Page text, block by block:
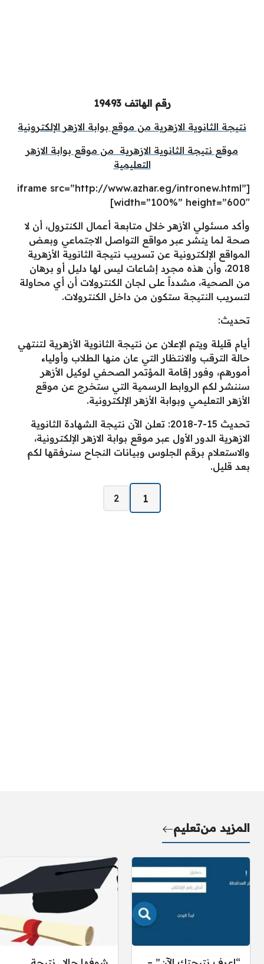
رقم الهاتف 19493
نتيجة الثانوية الازهرية من موقع بوابة الازهر الإلكترونية
موقع نتيجة الثانوية الازهرية من موقع بوابة الازهر
التعليمية
[iframe src=”http://www.azhar.eg/intronew.html”
width=”100%” height=”600″]
وأكد مسئولي الأزهر خلال متابعة أعمال الكنترول، أن لا
صحة لما ينشر عبر مواقع التواصل الاجتماعي وبعض
المواقع الإلكترونية عن تسريب نتيجة الثانوية الأزهرية
2018، وأن هذه مجرد إشاعات ليس لها دليل أو برهان
من الصحية، مشدداً على لجان الكنترولات أن أي محاولة
لتسريب النتيجة ستكون من داخل الكنترولات.
تحديث:
أيام قليلة ويتم الإعلان عن نتيجة الثانوية الأزهرية لتنتهي
حالة الترقب والانتظار التي عان منها الطلاب وأولياء
أمورهم، وفور إقامة المؤتمر الصحفي لوكيل الأزهر
سننشر لكم الروابط الرسمية التي ستخرج عن موقع
الأزهر التعليمي وبوابة الأزهر الإلكترونية.
تحديث 15-7-2018: تعلن الآن نتيجة الشهادة الثانوية
الازهرية الدور الأول عبر موقع بوابة الازهر الإلكترونية،
والاستعلام برقم الجلوس وبيانات النجاح سنرفقها لكم
بعد قليل.
1
2
المزيد منتعليم